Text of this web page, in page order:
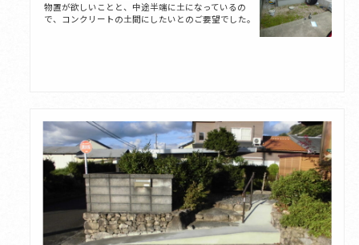
物置が欲しいことと、中途半端に土になっているの
で、コンクリートの土間にしたいとのご要望でした。